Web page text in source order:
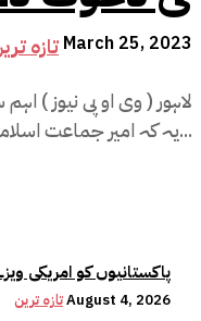
تازہ March 25, 2023
لاہور ( وی او پی نیوز )
یہ کہ امیر جماعت اسلامی پاکستان...
پاکستانیوں کو امریکی
تازہ ترینAugust 4, 2026